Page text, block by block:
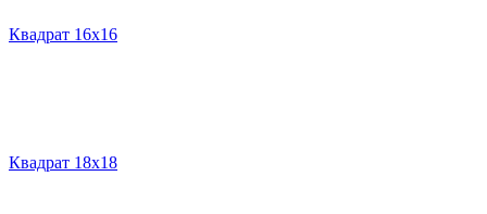
Квадрат 16х16
Квадрат 18х18